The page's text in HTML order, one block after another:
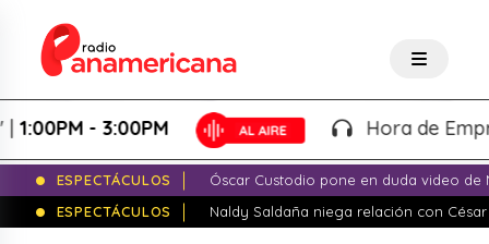
- 3:00PM Hora de
ESPECTÁCULOS
Óscar Custodio pone en duda video de
ESPECTÁCULOS
Naldy Saldaña niega relación con